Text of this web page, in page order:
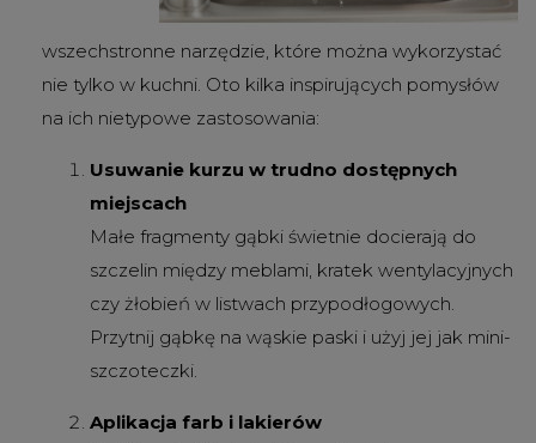
wszechstronne narzędzie, które można wykorzystać
nie tylko w kuchni. Oto kilka inspirujących pomysłów
na ich nietypowe zastosowania:
Usuwanie kurzu w trudno dostępnych
miejscach
Małe fragmenty gąbki świetnie docierają do
szczelin między meblami, kratek wentylacyjnych
czy żłobień w listwach przypodłogowych.
Przytnij gąbkę na wąskie paski i użyj jej jak mini-
szczoteczki.
Aplikacja farb i lakierów